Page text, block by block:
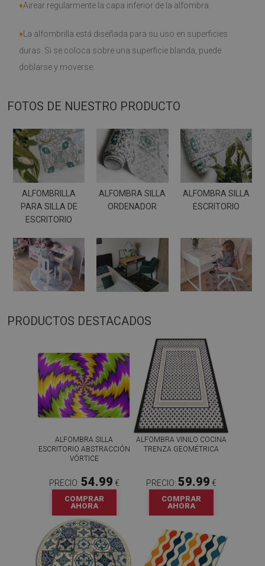
♦Airear regularmente la capa inferior de la alfombra.
♦ La alfombrilla está diseñada para su uso en superficies
duras. Si se coloca sobre una superficie blanda, puede
doblarse y moverse.
FOTOS DE NUESTRO PRODUCTO
ALFOMBRILLA
PARA SILLA DE
ESCRITORIO
ALFOMBRA SILLA
ORDENADOR
ALFOMBRA SILLA
ESCRITORIO
PRODUCTOS DESTACADOS
ALFOMBRA SILLA
ESCRITORIO ABSTRACCIÓN
VÓRTICE
PRECIO: 54.99 €
COMPRAR
AHORA
ALFOMBRA VINILO COCINA
TRENZA GEOMÉTRICA
PRECIO: 59.99 €
COMPRAR
AHORA